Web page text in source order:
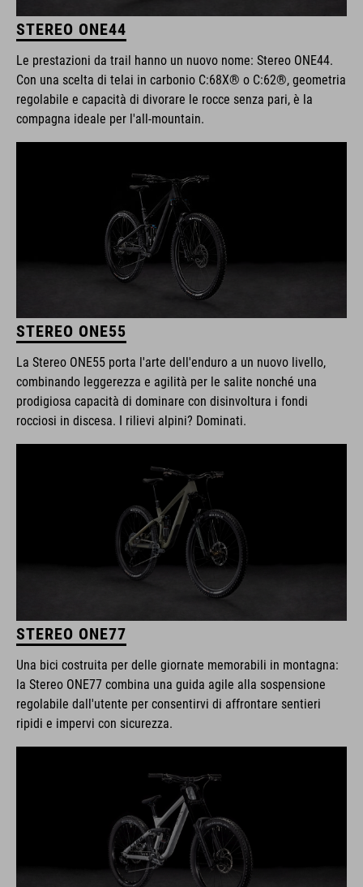
STEREO ONE44
Le prestazioni da trail hanno un nuovo nome: Stereo ONE44.
Con una scelta di telai in carbonio C:68X® o C:62®, geometria
regolabile e capacità di divorare le rocce senza pari, è la
compagna ideale per l'all-mountain.
STEREO ONE55
La Stereo ONE55 porta l'arte dell'enduro a un nuovo livello,
combinando leggerezza e agilità per le salite nonché una
prodigiosa capacità di dominare con disinvoltura i fondi
rocciosi in discesa. I rilievi alpini? Dominati.
STEREO ONE77
Una bici costruita per delle giornate memorabili in montagna:
la Stereo ONE77 combina una guida agile alla sospensione
regolabile dall'utente per consentirvi di affrontare sentieri
ripidi e impervi con sicurezza.